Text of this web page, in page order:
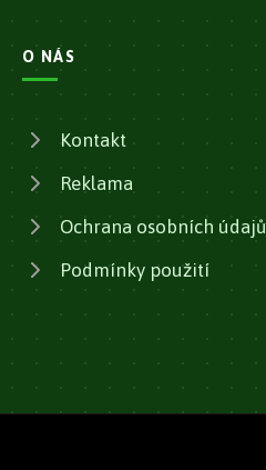
O NÁS
Kontakt
Reklama
Ochrana osobních údajů
Podmínky použití